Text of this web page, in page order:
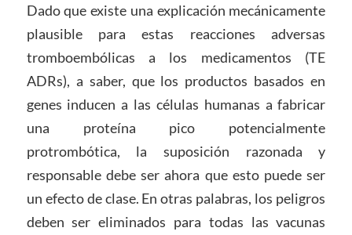
Dado que existe una explicación mecánicamente
plausible para estas reacciones adversas
tromboembólicas a los medicamentos (TE
ADRs), a saber, que los productos basados en
genes inducen a las células humanas a fabricar
una proteína pico potencialmente
protrombótica, la suposición razonada y
responsable debe ser ahora que esto puede ser
un efecto de clase. En otras palabras, los peligros
deben ser eliminados para todas las vacunas